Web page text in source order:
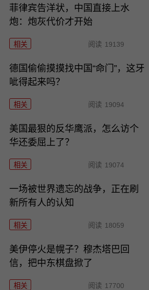
菲律宾告洋状，中国直接上水
炮：炮灰代价才开始
相关 阅读 19139
德国偷偷摸摸找中国“命门”，这牙
呲得起来吗？
相关 阅读 19094
美国最狠的反华鹰派，怎么访个
华还委屈上了？
相关 阅读 19074
一场被世界遗忘的战争，正在刷
新所有人的认知
相关 阅读 18059
美伊停火是幌子？穆杰塔巴回
信，把中东棋盘掀了
相关 阅读 17700